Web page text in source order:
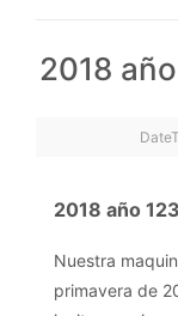
2018
2018 año
Nuestra
primavera de